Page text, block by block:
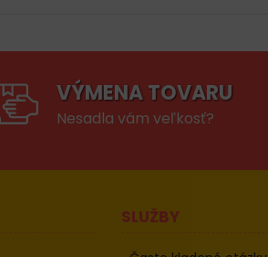
VÝMENA TOVARU
Nesadla vám veľkosť?
SLUŽBY